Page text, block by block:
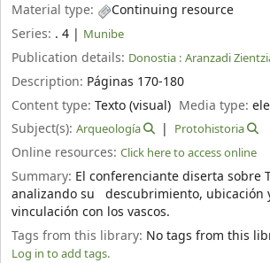
Material type:
Continuing resource
Series: . 4 | Munibe
Publication details: Donostia : Aranzadi
Description: Páginas 170-180
Content type: Texto (visual) Media type:
Subject(s): Arqueología Protohistoria
Online resources: Click here to access online
Summary: El conferenciante diserta sobre
analizando su descubrimiento, ubicación
vinculación con los vascos.
Tags from this library: No tags from this
Log in to add tags.